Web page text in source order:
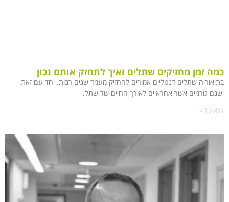
כמה זמן מחזיקים שתלים ואיך לתחזק אותם נכון
בתיאוריה שתלים דנטליים אמורים להחזיק מעמד שנים רבות. יחד עם זאת
ישנם גורמים אשר אחראיים לאורך החיים של שתל.
קרא עוד »